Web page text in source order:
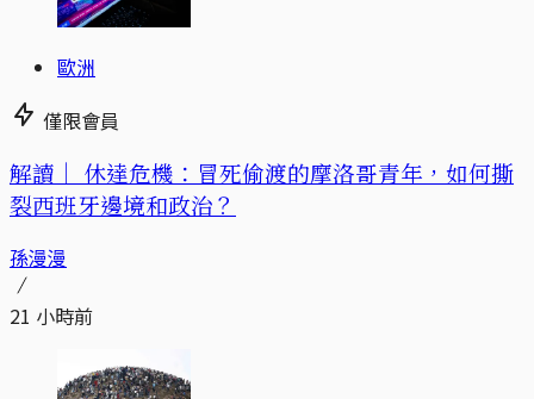
歐洲
僅限會員
解讀｜ 休達危機：冒死偷渡的摩洛哥青年，如何撕
裂西班牙邊境和政治？
孫漫漫
21 小時前